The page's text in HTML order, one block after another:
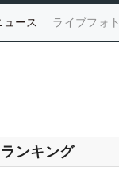
ュース ライブフォト
ンキング